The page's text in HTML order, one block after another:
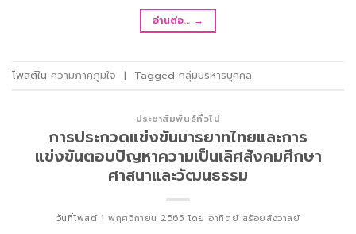
อ่านต่อ… →
โพสต์ใน ความภาคภูมิใจ | Tagged กลุ่มบริหารบุคคล
ประชาสัมพันธ์ทั่วไป
การประกวดแข่งขันมารยาทไทยและการ
แข่งขันตอบปัญหาความเป็นเลิศสังคมศึกษา
ศาสนาและวัฒนธรรม
วันที่โพสต์1 พฤศจิกายน 2565 โดย อาทิตย์ สร้อยสังวาลย์